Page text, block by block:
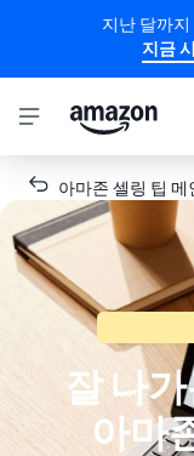
지난 달까
지금
아마존 셀링 팁 메
잘 나
아마